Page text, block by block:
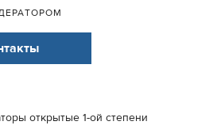
открытые 1-ой степени